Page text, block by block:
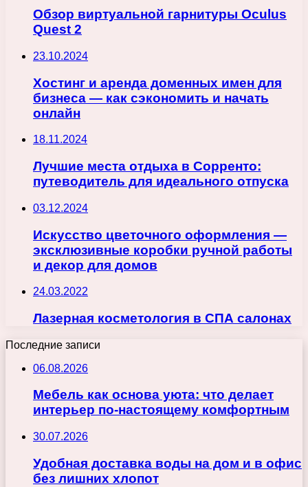
Обзор виртуальной гарнитуры Oculus
Quest 2
23.10.2024
Хостинг и аренда доменных имен для
бизнеса — как сэкономить и начать
онлайн
18.11.2024
Лучшие места отдыха в Сорренто:
путеводитель для идеального отпуска
03.12.2024
Искусство цветочного оформления —
эксклюзивные коробки ручной работы
и декор для домов
24.03.2022
Лазерная косметология в СПА салонах
Последние записи
06.08.2026
Мебель как основа уюта: что делает
интерьер по-настоящему комфортным
30.07.2026
Удобная доставка воды на дом и в офис
без лишних хлопот